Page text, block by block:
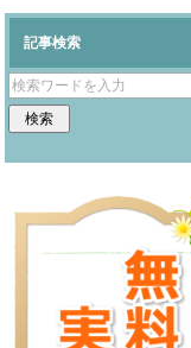
記事検索